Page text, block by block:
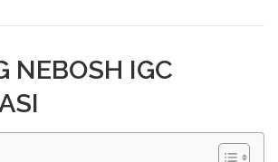
NEBOSH IGC